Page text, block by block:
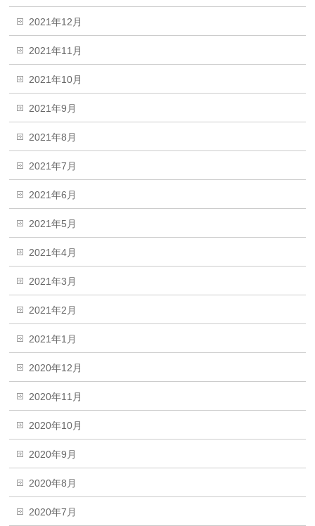
2021年12月
2021年11月
2021年10月
2021年9月
2021年8月
2021年7月
2021年6月
2021年5月
2021年4月
2021年3月
2021年2月
2021年1月
2020年12月
2020年11月
2020年10月
2020年9月
2020年8月
2020年7月